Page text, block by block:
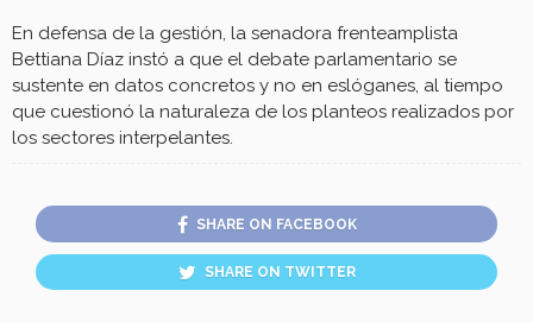
En defensa de la gestión, la senadora frenteamplista
Bettiana Díaz instó a que el debate parlamentario se
sustente en datos concretos y no en eslóganes, al tiempo
que cuestionó la naturaleza de los planteos realizados por
los sectores interpelantes.
SHARE ON FACEBOOK
SHARE ON TWITTER